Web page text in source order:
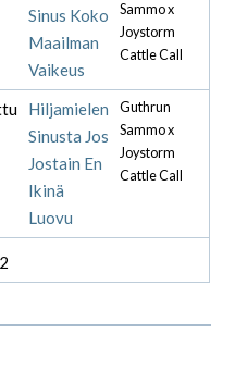
Sinus Koko
Maailman
Vaikeus
Sammo x
Joystorm
Cattle Call
Hiljamielen
Sinusta Jos
Jostain En
Ikinä
Luovu
Guthrun
Sammo x
Joystorm
Cattle Call